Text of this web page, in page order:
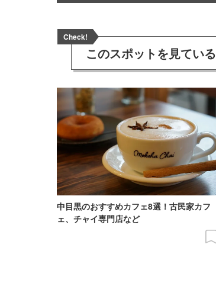
Check!
このスポットを見ている
中目黒のおすすめカフェ8選！古民家カフ
ェ、チャイ専門店など